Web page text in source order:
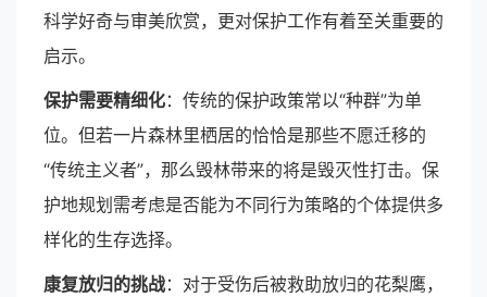
科学好奇与审美欣赏，更对保护工作有着至关重要的
启示。
保护需要精细化：传统的保护政策常以“种群”为单
位。但若一片森林里栖居的恰恰是那些不愿迁移的
“传统主义者”，那么毁林带来的将是毁灭性打击。保
护地规划需考虑是否能为不同行为策略的个体提供多
样化的生存选择。
康复放归的挑战：对于受伤后被救助放归的花梨鹰，